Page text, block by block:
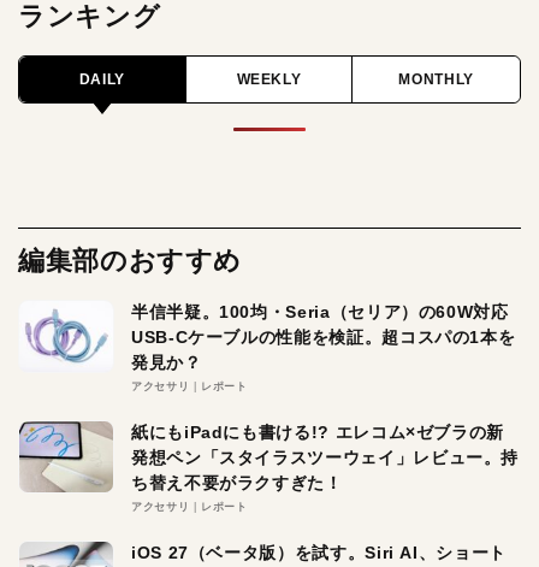
ランキング
DAILY WEEKLY MONTHLY
編集部のおすすめ
半信半疑。100均・Seria（セリア）の60W対応
USB-Cケーブルの性能を検証。超コスパの1本を
発見か？
アクセサリ レポート
紙にもiPadにも書ける!? エレコム×ゼブラの新
発想ペン「スタイラスツーウェイ」レビュー。持
ち替え不要がラクすぎた！
アクセサリ レポート
iOS 27（ベータ版）を試す。Siri AI、ショート